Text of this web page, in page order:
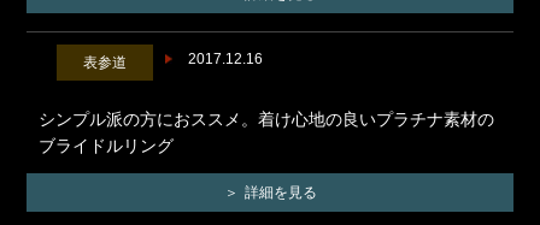
2017.12.16
表参道
シンプル派の方におススメ。着け心地の良いプラチナ素材の
ブライドルリング
詳細を見る